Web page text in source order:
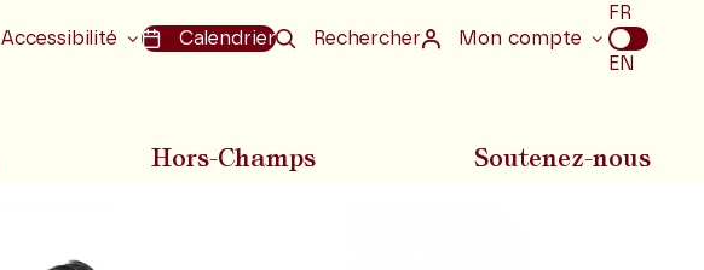
Accessibilité Calendrier Rechercher Mon compte
Choix
de
la
FR
EN
Hors-Champs Soutenez-nous